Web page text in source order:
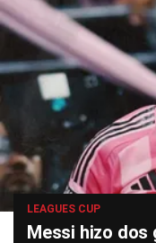
LEAGUES CUP
Messi hizo dos